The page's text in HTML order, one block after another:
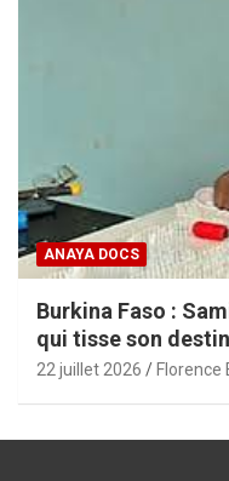
ANAYA DOCS
Burkina Faso :
qui tisse son
22 juillet 2026 Florence